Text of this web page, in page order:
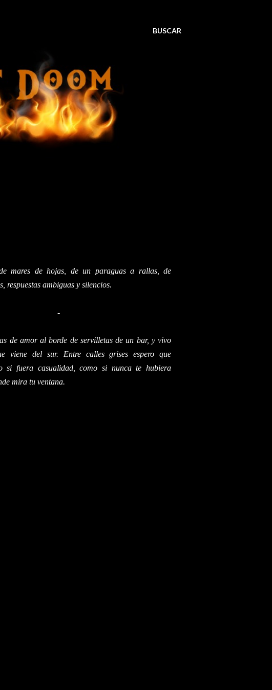
BUSCAR
mares de hojas, de un paraguas a rallas, de
respuestas ambiguas y silencios.
-
de amor al borde de servilletas de un bar, y vivo
viene del sur. Entre calles grises espero que
si fuera casualidad, como si nunca te hubiera
mira tu ventana.